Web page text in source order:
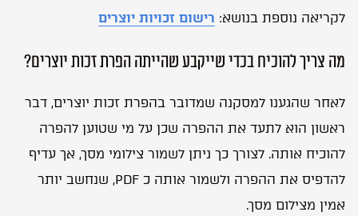
לקריאה נוספת בנושא:רישום זכויות יוצרים
מה צריך להוכיח בכדי שייקבע שהייתה הפרת זכות יוצרים?
לאחר שהגענו למסקנה שמדובר בהפרת זכות יוצרים, דבר
ראשון הוא לתעד את ההפרה שכן על מי שטוען להפרה
להוכיח אותה. לצורך כך ניתן לשמור צילומי מסך, אך עדיף
להדפיס את ההפרה ולשמור אותה כ PDF, שנחשב יותר
אמין מצילום מסך.